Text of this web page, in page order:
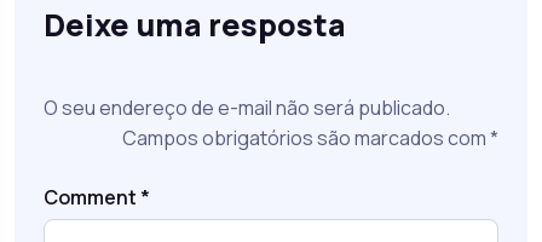
Deixe uma resposta
O seu endereço de e-mail não será publicado.
Campos obrigatórios são marcados com*
Comment *